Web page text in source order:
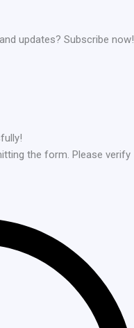
updates? Subscribe now!
the form. Please verify